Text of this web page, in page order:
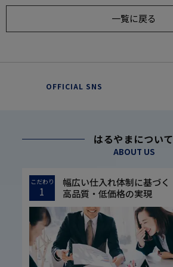
一覧に戻る
OFFICIAL SNS
はるやまについて
ABOUT US
こだわり
1
幅広い仕入れ体制に基づく
高品質・低価格の実現